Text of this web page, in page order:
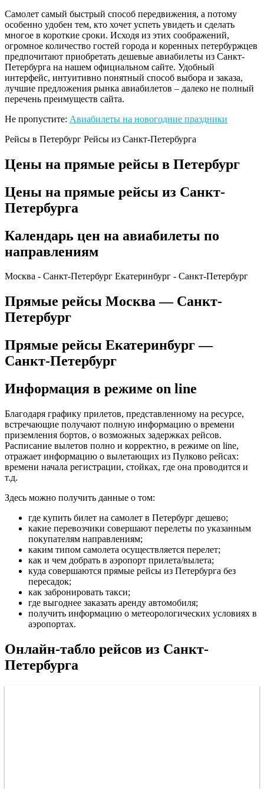
Самолет самый быстрый способ передвижения, а потому
особенно удобен тем, кто хочет успеть увидеть и сделать
многое в короткие сроки. Исходя из этих соображений,
огромное количество гостей города и коренных петербуржцев
предпочитают приобретать дешевые авиабилеты из Санкт-
Петербурга на нашем официальном сайте. Удобный
интерфейс, интуитивно понятный способ выбора и заказа,
лучшие предложения рынка авиабилетов – далеко не полный
перечень преимуществ сайта.
Не пропустите: Авиабилеты на новогодние праздники
Рейсы в Петербург Рейсы из Санкт-Петербурга
Цены на прямые рейсы в Петербург
Цены на прямые рейсы из Санкт-
Петербурга
Календарь цен на авиабилеты по
направлениям
Москва - Санкт-Петербург Екатеринбург - Санкт-Петербург
Прямые рейсы Москва — Санкт-
Петербург
Прямые рейсы Екатеринбург —
Санкт-Петербург
Информация в режиме on line
Благодаря графику прилетов, представленному на ресурсе,
встречающие получают полную информацию о времени
приземления бортов, о возможных задержках рейсов.
Расписание вылетов полно и корректно, в режиме on line,
отражает информацию о вылетающих из Пулково рейсах:
времени начала регистрации, стойках, где она проводится и
т.д.
Здесь можно получить данные о том:
где купить билет на самолет в Петербург дешево;
какие перевозчики совершают перелеты по указанным
покупателям направлениям;
каким типом самолета осуществляется перелет;
как и чем добрать в аэропорт прилета/вылета;
куда совершаются прямые рейсы из Петербурга без
пересадок;
как забронировать такси;
где выгоднее заказать аренду автомобиля;
получить информацию о метеорологических условиях в
аэропортах.
Онлайн-табло рейсов из Санкт-
Петербурга